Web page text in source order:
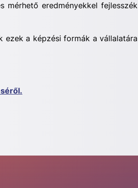
mérhető eredményekkel fejlesszék
a képzési formák a vállalatára